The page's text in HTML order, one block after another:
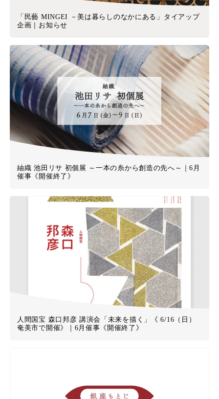
「民藝 MINGEI －美は暮らしのなかにある」タイアップ
企画｜お知らせ
紬織 池田リサ 初個展 ～一本の糸から創造の先へ～｜6月
催事《開催終了》
人間国宝 森口邦彦 講演会「未来を描く」《 6/16（日）
奄美市で開催》｜6月催事《開催終了》